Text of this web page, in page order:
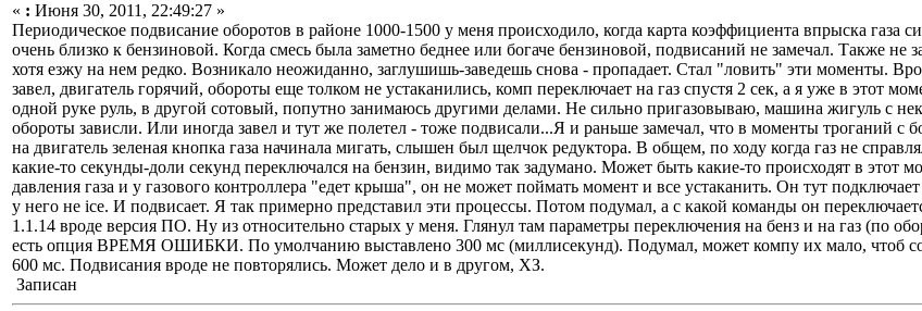
« : Июня 30, 2011, 22:49:27 »
Периодическое подвисание оборотов в районе 1000-1500 у меня происходило, когда карта коэффициента впрыска газа
очень близко к бензиновой. Когда смесь была заметно беднее или богаче бензиновой, подвисаний не замечал. Также не
хотя езжу на нем редко. Возникало неожиданно, заглушишь-заведешь снова - пропадает. Стал "ловить" эти моменты.
завел, двигатель горячий, обороты еще толком не устаканились, комп переключает на газ спустя 2 сек, а я уже в этот
одной руке руль, в другой сотовый, попутно занимаюсь другими делами. Не сильно пригазовываю, машина жигуль с
обороты зависли. Или иногда завел и тут же полетел - тоже подвисали...Я и раньше замечал, что в моменты троганий с
на двигатель зеленая кнопка газа начинала мигать, слышен был щелчок редуктора. В общем, по ходу когда газ не
какие-то секунды-доли секунд переключался на бензин, видимо так задумано. Может быть какие-то происходят в этот
давления газа и у газового контроллера "едет крыша", он не может поймать момент и все устаканить. Он тут
у него не ice. И подвисает. Я так примерно представил эти процессы. Потом подумал, а с какой команды он
1.1.14 вроде версия ПО. Ну из относительно старых у меня. Глянул там параметры переключения на бенз и на газ (по
есть опция ВРЕМЯ ОШИБКИ. По умолчанию выставлено 300 мс (миллисекунд). Подумал, может компу их мало, чтоб
600 мс. Подвисания вроде не повторялись. Может дело и в другом, ХЗ.
Записан